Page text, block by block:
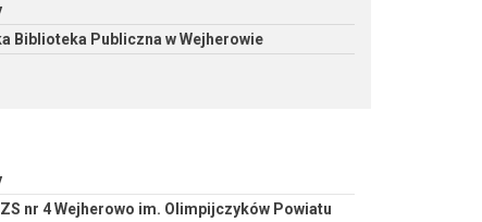
Biblioteka Publiczna w Wejherowie
nr 4 Wejherowo im. Olimpijczyków Powiatu